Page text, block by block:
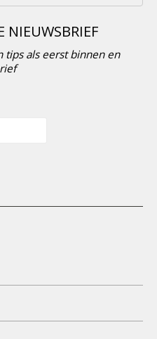
NIEUWSBRIEF
tips als eerst binnen en